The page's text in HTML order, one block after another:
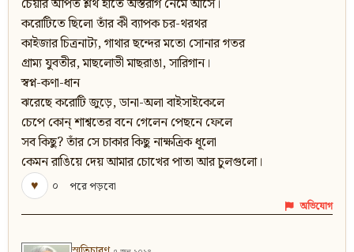
চেয়ার অর্পিত শ্লথ হাতে অস্তরাগ নেমে আসে।
করোটিতে ছিলো তাঁর কী ব্যাপক চর-থরথর
কাইজার চিত্রনাট্য, গাথার ছন্দের মতো সোনার গতর
গ্রাম্য যুবতীর, মাছলোভী মাছরাঙা, সারিগান।
স্বপ্ন-কণা-ধান
ঝরেছে করোটি জুড়ে, ডানা-অলা বাইসাইকেলে
চেপে কোন্‌ শাশ্বতের বনে গেলেন পেছনে ফেলে
সব কিছু? তাঁর সে চাকার কিছু নাক্ষত্রিক ধূলো
কেমন রাঙিয়ে দেয় আমার চোখের পাতা আর চুলগুলো।
♥
০ পরে পড়বো
অভিযোগ